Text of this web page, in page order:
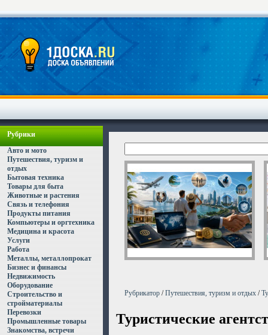
Рубрики
Авто и мото
Путешествия, туризм и
отдых
Бытовая техника
Товары для быта
Животные и растения
Связь и телефония
Продукты питания
Компьютеры и оргтехника
Медицина и красота
Услуги
Работа
Металлы, металлопрокат
Бизнес и финансы
Недвижимость
Оборудование
Строительство и
стройматериалы
Перевозки
Промышленные товары
Знакомства, встречи
Рубрикатор /Путешествия, туризм и отдых /
Туристические